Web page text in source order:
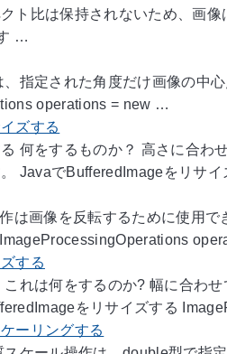
ト比は保持されないため、画
…
指定された角度だけ画像の中
operations = new …
ズする
何をするものか？ 高さに合わ
JavaでBufferedImageをリサ
は画像を反転するために使用
する
れは何をするのか? 幅に合わ
をリサイズする
ーリングする